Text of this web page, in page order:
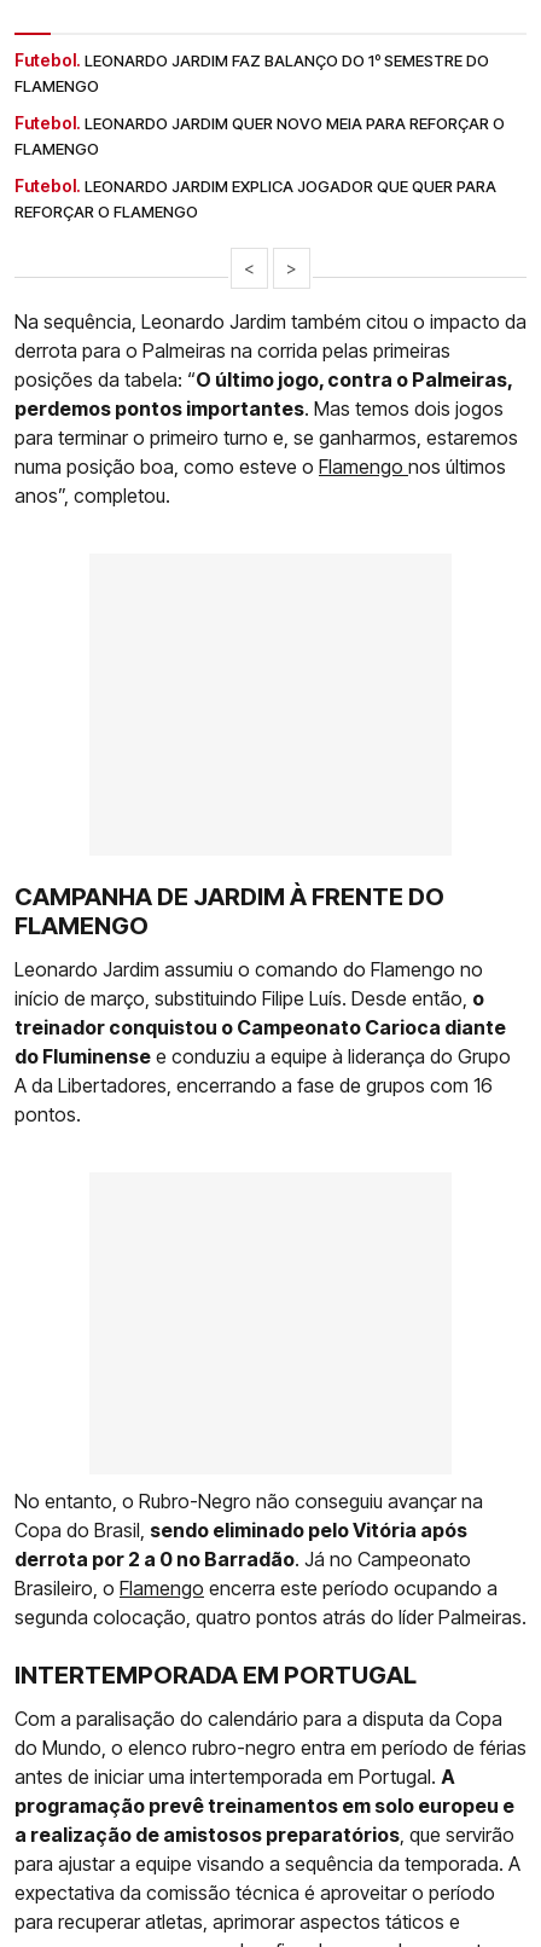
Futebol. LEONARDO JARDIM FAZ BALANÇO DO 1º SEMESTRE DO
FLAMENGO
Futebol. LEONARDO JARDIM QUER NOVO MEIA PARA REFORÇAR O
FLAMENGO
Futebol. LEONARDO JARDIM EXPLICA JOGADOR QUE QUER PARA
REFORÇAR O FLAMENGO
< >
Na sequência, Leonardo Jardim também citou o impacto da
derrota para o Palmeiras na corrida pelas primeiras
posições da tabela: “O último jogo, contra o Palmeiras,
perdemos pontos importantes. Mas temos dois jogos
para terminar o primeiro turno e, se ganharmos, estaremos
numa posição boa, como esteve o Flamengo nos últimos
anos”, completou.
CAMPANHA DE JARDIM À FRENTE DO
FLAMENGO
Leonardo Jardim assumiu o comando do Flamengo no
início de março, substituindo Filipe Luís. Desde então, o
treinador conquistou o Campeonato Carioca diante
do Fluminense e conduziu a equipe à liderança do Grupo
A da Libertadores, encerrando a fase de grupos com 16
pontos.
No entanto, o Rubro-Negro não conseguiu avançar na
Copa do Brasil, sendo eliminado pelo Vitória após
derrota por 2 a 0 no Barradão. Já no Campeonato
Brasileiro, o Flamengo encerra este período ocupando a
segunda colocação, quatro pontos atrás do líder Palmeiras.
INTERTEMPORADA EM PORTUGAL
Com a paralisação do calendário para a disputa da Copa
do Mundo, o elenco rubro-negro entra em período de férias
antes de iniciar uma intertemporada em Portugal. A
programação prevê treinamentos em solo europeu e
a realização de amistosos preparatórios , que servirão
para ajustar a equipe visando a sequência da temporada. A
expectativa da comissão técnica é aproveitar o período
para recuperar atletas, aprimorar aspectos táticos e